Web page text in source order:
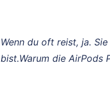
Wenn du oft reist, ja.
bist.Warum die AirPods